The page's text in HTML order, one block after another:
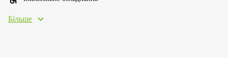
Більше